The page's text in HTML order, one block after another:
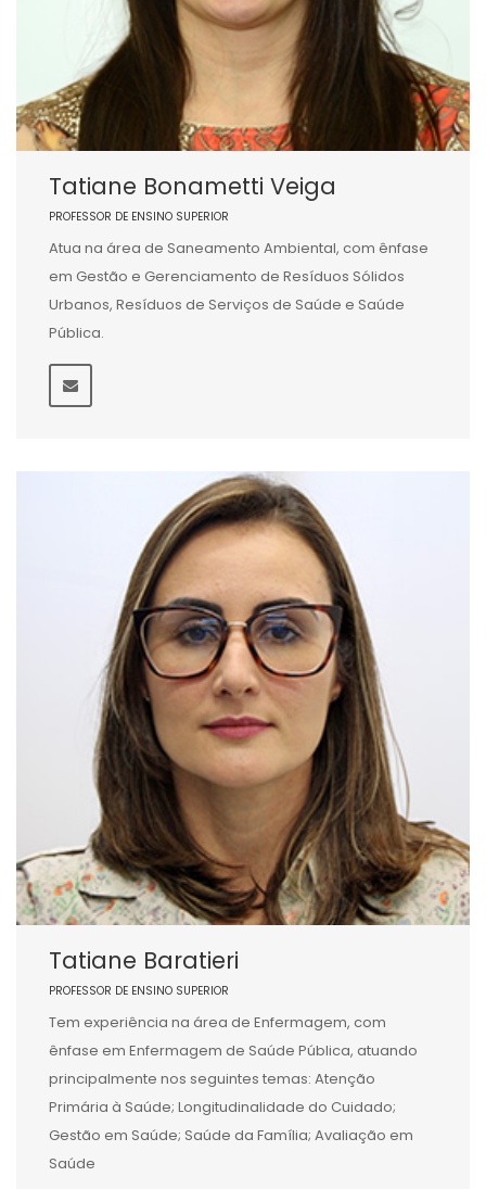
Tatiane Bonametti Veiga
PROFESSOR DE ENSINO SUPERIOR
Atua na área de Saneamento Ambiental, com ênfase
em Gestão e Gerenciamento de Resíduos Sólidos
Urbanos, Resíduos de Serviços de Saúde e Saúde
Pública.
Tatiane Baratieri
PROFESSOR DE ENSINO SUPERIOR
Tem experiência na área de Enfermagem, com
ênfase em Enfermagem de Saúde Pública, atuando
principalmente nos seguintes temas: Atenção
Primária à Saúde; Longitudinalidade do Cuidado;
Gestão em Saúde; Saúde da Família; Avaliação em
Saúde